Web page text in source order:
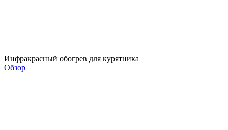
Инфракрасный обогрев для курятника
Обзор